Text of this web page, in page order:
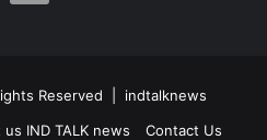
Reserved | indtalknews
IND TALK news
Contact Us